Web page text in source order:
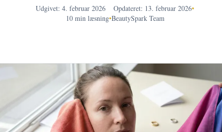
Udgivet: 4. februar 2026 Opdateret: 13. februar 2026•
10 min læsning•BeautySpark Team